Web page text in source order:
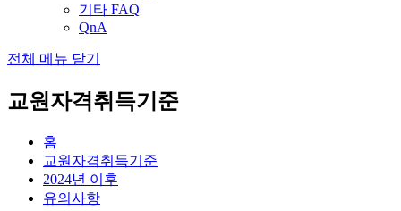
기타 FAQ
QnA
전체 메뉴 닫기
교원자격취득기준
홈
교원자격취득기준
2024년 이후
유의사항